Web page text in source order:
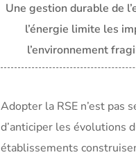
Une gestion durable de
l’énergie limite les
l’environnement
Adopter la RSE n’est pas
d’anticiper les évolutions
établissements